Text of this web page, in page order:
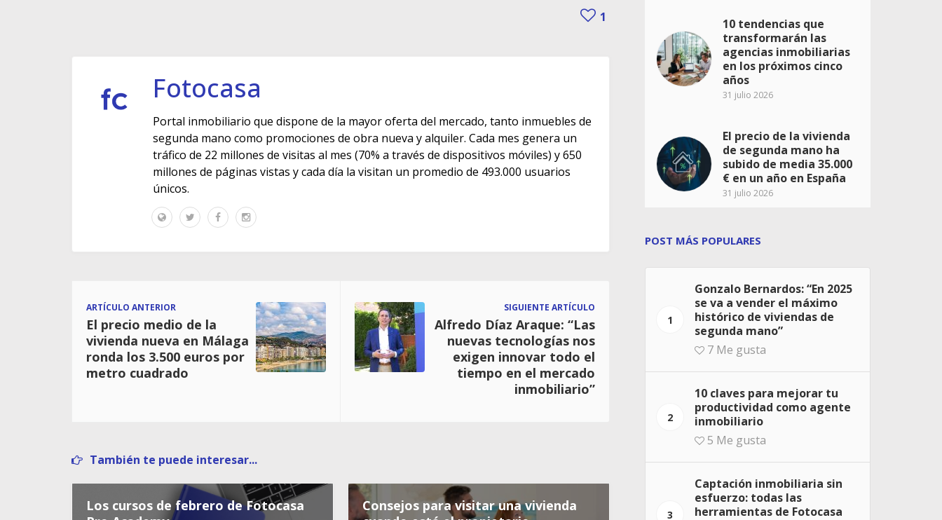
1
Fotocasa
Portal inmobiliario que dispone de la mayor oferta del mercado, tanto inmuebles de
segunda mano como promociones de obra nueva y alquiler. Cada mes genera un
tráfico de 22 millones de visitas al mes (70% a través de dispositivos móviles) y 650
millones de páginas vistas y cada día la visitan un promedio de 493.000 usuarios
únicos.
ARTÍCULO ANTERIOR
El precio medio de la
vivienda nueva en Málaga
ronda los 3.500 euros por
metro cuadrado
SIGUIENTE ARTÍCULO
Alfredo Díaz Araque: “Las
nuevas tecnologías nos
exigen innovar todo el
tiempo en el mercado
inmobiliario”
También te puede interesar...
Los cursos de febrero de Fotocasa
Consejos para visitar una vivienda
10 tendencias que
transformarán las
agencias inmobiliarias
en los próximos cinco
años
31 julio 2026
El precio de la vivienda
de segunda mano ha
subido de media 35.000
€ en un año en España
31 julio 2026
POST MÁS POPULARES
1
Gonzalo Bernardos: “En 2025
se va a vender el máximo
histórico de viviendas de
segunda mano”
7 Me gusta
2
10 claves para mejorar tu
productividad como agente
inmobiliario
5 Me gusta
3
Captación inmobiliaria sin
esfuerzo: todas las
herramientas de Fotocasa